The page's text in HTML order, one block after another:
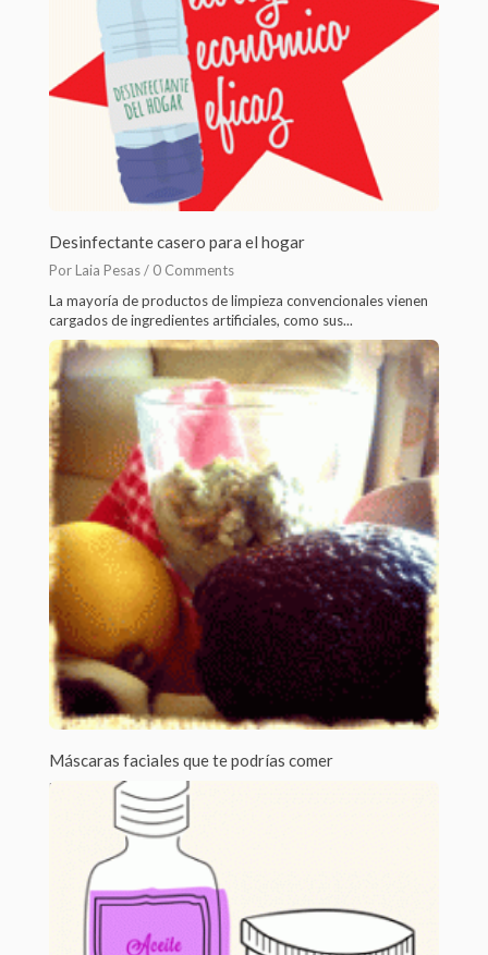
Desinfectante casero para el hogar
Por Laia Pesas / 0 Comments
La mayoría de productos de limpieza convencionales vienen
cargados de ingredientes artificiales, como sus...
Máscaras faciales que te podrías comer
Por Laia Pesas /
0 Comments
¿Sabes que puedes crear un montón de máscaras faciales con
ingredientes que seguro que...